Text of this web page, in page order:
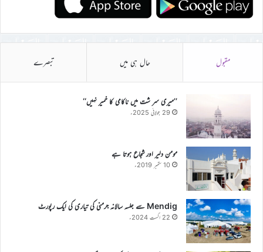
مقبول حال ہی میں تبصرے
’’میری سر شت میں ناکامی کا خمیر نہیں‘‘
29 جولائی 2025ء
مومن دلیر اور شجاع ہوتا ہے
10 ستمبر 2019ء
Mendig سے جلسہ سالانہ جرمنی کی تیاری کی ایک رپورٹ
22 اگست 2024ء